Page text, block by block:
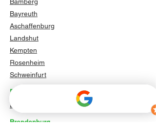
Bayreuth
Aschaffenburg
Landshut
Kempten
Rosenheim
Schweinfurt
Berlin
Berlin